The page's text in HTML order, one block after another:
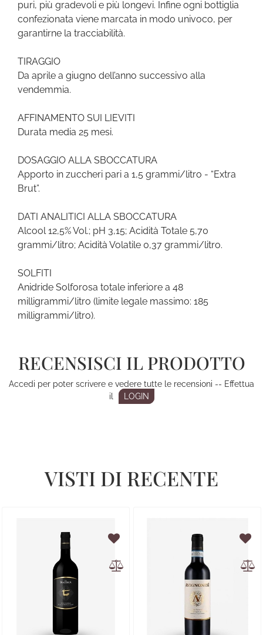
puri, più gradevoli e più longevi. Infine ogni bottiglia
confezionata viene marcata in modo univoco, per
garantirne la tracciabilità.
TIRAGGIO
Da aprile a giugno dell’anno successivo alla
vendemmia.
AFFINAMENTO SUI LIEVITI
Durata media 25 mesi.
DOSAGGIO ALLA SBOCCATURA
Apporto in zuccheri pari a 1,5 grammi/litro - “Extra
Brut”.
DATI ANALITICI ALLA SBOCCATURA
Alcool 12,5% Vol.; pH 3,15; Acidità Totale 5,70
grammi/litro; Acidità Volatile 0,37 grammi/litro.
SOLFITI
Anidride Solforosa totale inferiore a 48
milligrammi/litro (limite legale massimo: 185
milligrammi/litro).
RECENSISCI IL PRODOTTO
Accedi per poter scrivere e vedere tutte le recensioni -- Effettua
il
LOGIN
VISTI DI RECENTE